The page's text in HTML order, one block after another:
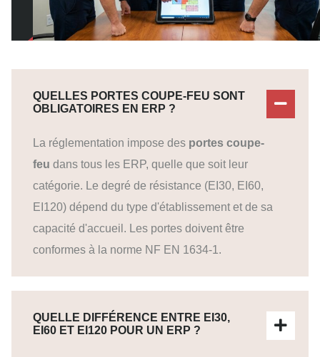
QUELLES PORTES COUPE-FEU SONT
OBLIGATOIRES EN ERP ?
La réglementation impose des portes coupe-
feu dans tous les ERP, quelle que soit leur
catégorie. Le degré de résistance (EI30, EI60,
EI120) dépend du type d'établissement et de sa
capacité d'accueil. Les portes doivent être
conformes à la norme NF EN 1634-1.
QUELLE DIFFÉRENCE ENTRE EI30,
EI60 ET EI120 POUR UN ERP ?